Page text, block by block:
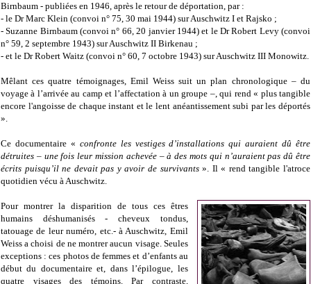
Birnbaum - publiées en 1946, après le retour de déportation, par :
- le Dr Marc Klein (convoi n° 75, 30 mai 1944) sur Auschwitz I et Rajsko ;
- Suzanne Birnbaum (convoi n° 66, 20 janvier 1944) et le Dr Robert Levy (convoi
n° 59, 2 septembre 1943) sur Auschwitz II Birkenau ;
- et le Dr Robert Waitz (convoi n° 60, 7 octobre 1943) sur Auschwitz III Monowitz.
Mêlant ces quatre témoignages, Emil Weiss suit un plan chronologique – du
voyage à l’arrivée au camp et l’affectation à un groupe –, qui rend « plus tangible
encore l'angoisse de chaque instant et le lent anéantissement subi par les déportés
».
Ce documentaire « confronte les vestiges d’installations qui auraient dû être
détruites – une fois leur mission achevée – à des mots qui n’auraient pas dû être
écrits puisqu’il ne devait pas y avoir de survivants». Il « rend tangible l'atroce
quotidien vécu à Auschwitz.
Pour montrer la disparition de tous ces êtres
humains déshumanisés - cheveux tondus,
tatouage de leur numéro, etc.- à Auschwitz, Emil
Weiss a choisi de ne montrer aucun visage. Seules
exceptions : ces photos de femmes et d’enfants au
début du documentaire et, dans l’épilogue, les
quatre visages des témoins. Par contraste,